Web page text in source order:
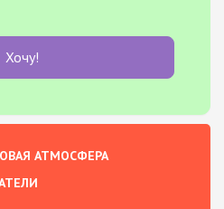
Хочу!
АТМОСФЕРА